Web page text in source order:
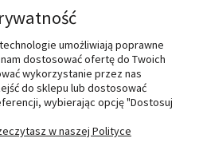
O NAS
I DOSTAWA
umożliwiają poprawne
dostosować ofertę do Twoich
wykorzystanie przez nas
do sklepu lub dostosować
wybierając opcję "Dostosuj
w naszej Polityce